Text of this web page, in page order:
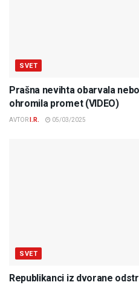
SVET
Prašna nevihta obarvala
ohromila promet (VIDEO)
AVTOR I.R. 05/03/2025
SVET
Republikanci iz dvorane